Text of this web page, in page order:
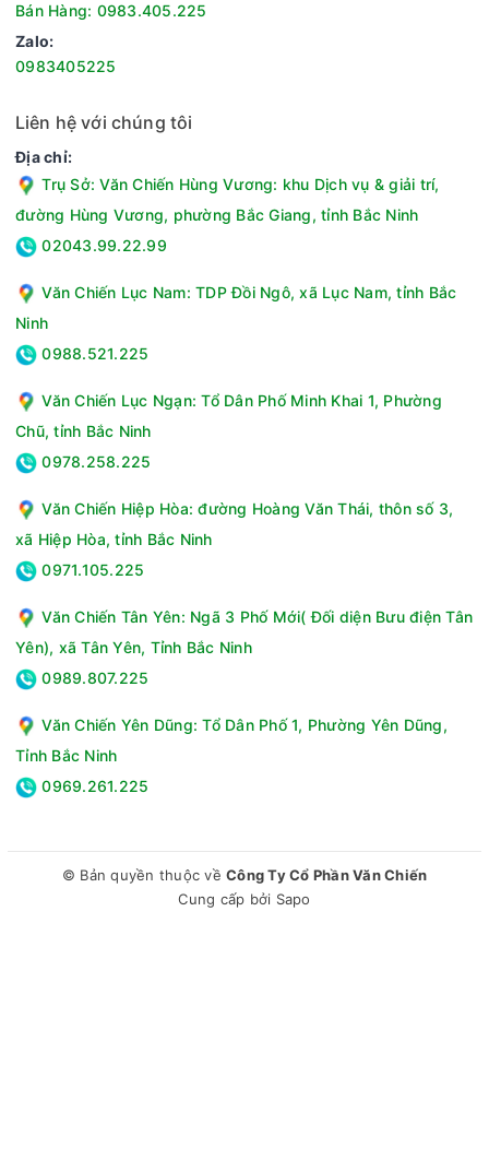
Bán Hàng: 0983.405.225
Zalo:
0983405225
Liên hệ với chúng tôi
Địa chỉ:
Trụ Sở: Văn Chiến Hùng Vương: khu Dịch vụ & giải trí,
đường Hùng Vương, phường Bắc Giang, tỉnh Bắc Ninh
02043.99.22.99
Văn Chiến Lục Nam: TDP Đồi Ngô, xã Lục Nam, tỉnh Bắc
Ninh
0988.521.225
Văn Chiến Lục Ngạn: Tổ Dân Phố Minh Khai 1, Phường
Chũ, tỉnh Bắc Ninh
0978.258.225
Văn Chiến Hiệp Hòa: đường Hoàng Văn Thái, thôn số 3,
xã Hiệp Hòa, tỉnh Bắc Ninh
0971.105.225
Văn Chiến Tân Yên: Ngã 3 Phố Mới( Đối diện Bưu điện Tân
Yên), xã Tân Yên, Tỉnh Bắc Ninh
0989.807.225
Văn Chiến Yên Dũng: Tổ Dân Phố 1, Phường Yên Dũng,
Tỉnh Bắc Ninh
0969.261.225
© Bản quyền thuộc về Công Ty Cổ Phần Văn Chiến
Cung cấp bởi Sapo